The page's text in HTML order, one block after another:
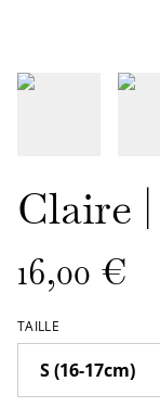
Claire
16,00 €
TAILLE